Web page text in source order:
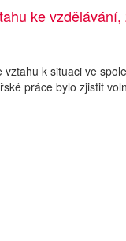
ke
k situaci ve
práce bylo zjistit